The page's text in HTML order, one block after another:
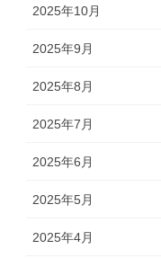
2025年10月
2025年9月
2025年8月
2025年7月
2025年6月
2025年5月
2025年4月